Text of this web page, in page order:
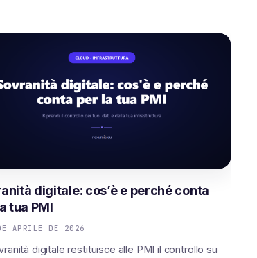
digitale: cos’è e perché conta
tua PMI
APRILE DE 2026
digitale restituisce alle PMI il controllo su